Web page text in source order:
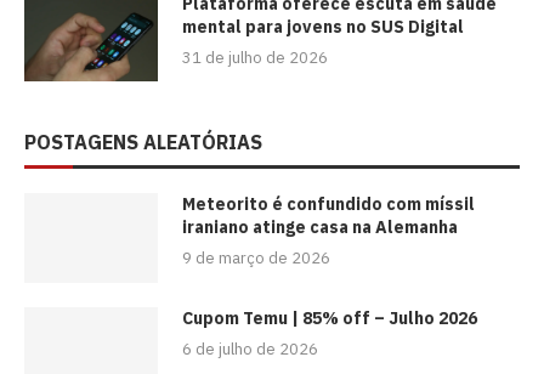
mental para jovens no SUS Digital
31 de julho de 2026
POSTAGENS ALEATÓRIAS
Meteorito é confundido com míssil
iraniano atinge casa na Alemanha
9 de março de 2026
Cupom Temu | 85% off – Julho 2026
6 de julho de 2026